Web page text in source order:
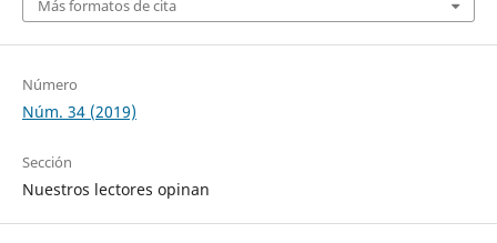
Más formatos de cita
Número
Núm. 34 (2019)
Sección
Nuestros lectores opinan